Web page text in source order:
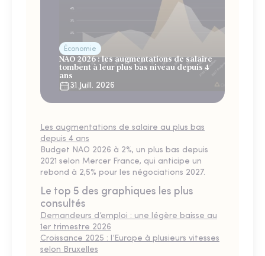
Économie
NAO 2026 : les augmentations de salaire
tombent à leur plus bas niveau depuis 4
ans
31 Juill. 2026
Les augmentations de salaire au plus bas
depuis 4 ans
Budget NAO 2026 à 2%, un plus bas depuis
2021 selon Mercer France, qui anticipe un
rebond à 2,5% pour les négociations 2027.
Le top 5 des graphiques les plus
consultés
Demandeurs d’emploi : une légère baisse au
1er trimestre 2026
Croissance 2025 : l’Europe à plusieurs vitesses
selon Bruxelles